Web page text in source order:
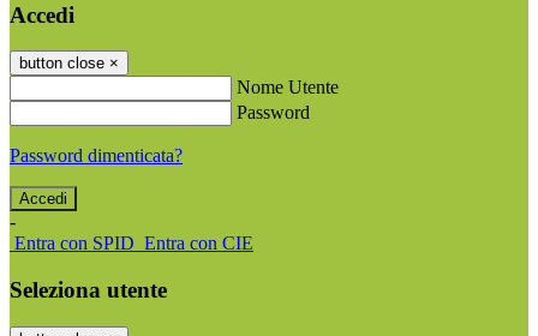
Accedi
button close ×
Nome Utente
Password
Password dimenticata?
-
Entra con SPID Entra con CIE
Seleziona utente